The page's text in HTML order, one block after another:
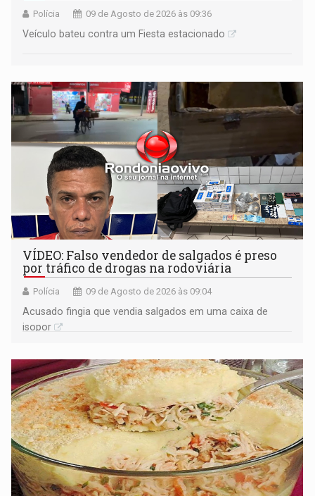
Polícia 09 de Agosto de 2026 às 09:36
Veículo bateu contra um Fiesta estacionado
VÍDEO: Falso vendedor de salgados é preso
por tráfico de drogas na rodoviária
Polícia 09 de Agosto de 2026 às 09:04
Acusado fingia que vendia salgados em uma caixa de
isopor